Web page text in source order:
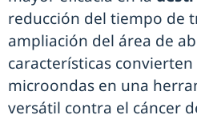
reducción del tiempo de
ampliación del área de
características
microondas en una
versátil contra el cáncer